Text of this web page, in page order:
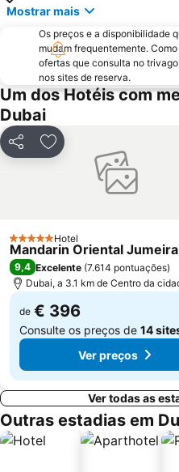
Airport Terminal 3 Metro Station
Sharjah City Center
DMCC Metro Station
Business Bay Metro Station
Dubai Marina Mall
Dubai Aquarium & Underwater Zoo
Dubai Media City
The Dubai Fountain
Umm Suqeim
Dubai Investment Park
Oud Metha
Mostrar mais
Os preços e a disponibilidade
mudam frequentemente.
ofertas que consulta no
nos sites de reserva.
Um dos Hotéis com
Dubai
PartilharAdicionar aos
5 EstrelasHotel
Mandarin Oriental
9,4 Excelente (7.614 pontuações)
Dubai, a 3.1 km de Centro da
de € 396
Consulte os preços de 14
Ver preços
Ver todas as
Outras estadias em